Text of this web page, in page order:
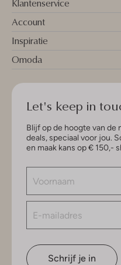
Klantenservice
Account
Inspiratie
Omoda
Let's keep in
Blijf op de hoogte van de
deals, speciaal voor jou.
en maak kans op € 150,-
Schrijf je in